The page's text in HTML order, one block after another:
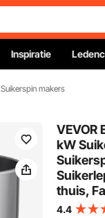
Inspiratie
Suikerspin makers
VEVOR
kW
thuis,
4.4